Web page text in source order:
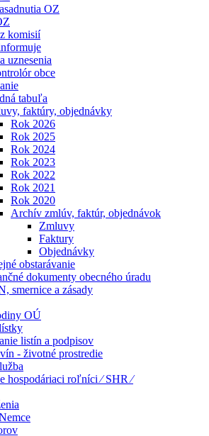
OZ
komisií
uznesenia
obce
tabuľa
faktúry, objednávky
Rok 2026
Rok 2025
Rok 2024
Rok 2023
Rok 2022
Rok 2021
Rok 2020
Archív zmlúv, faktúr, objednávok
Zmluvy
Faktury
Objednávky
obstarávanie
dokumenty obecného úradu
smernice a zásady
OÚ
listín a podpisov
- životné prostredie
hospodáriaci roľníci ⁄ SHR ⁄